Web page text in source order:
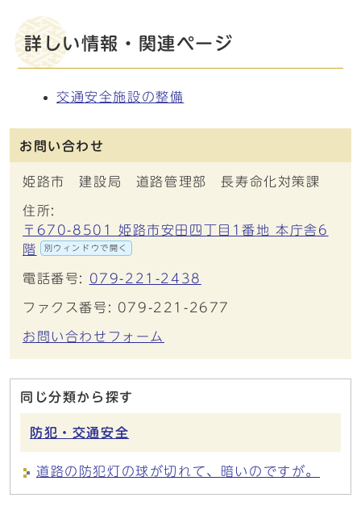
詳しい情報・関連ページ
交通安全施設の整備
お問い合わせ
姫路市 建設局 道路管理部 長寿命化対策課
住所:
〒670-8501 姫路市安田四丁目1番地 本庁舎6
階
別ウィンドウで開く
電話番号: 079-221-2438
ファクス番号: 079-221-2677
お問い合わせフォーム
同じ分類から探す
防犯・交通安全
道路の防犯灯の球が切れて、暗いのですが。